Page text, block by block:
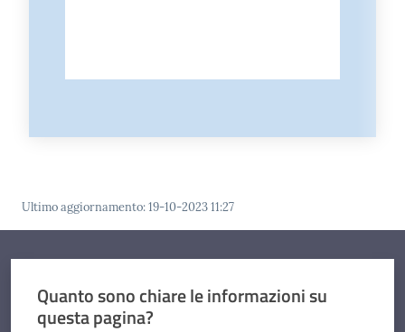
Ultimo aggiornamento:19-10-2023 11:27
Quanto sono chiare le informazioni su
questa pagina?